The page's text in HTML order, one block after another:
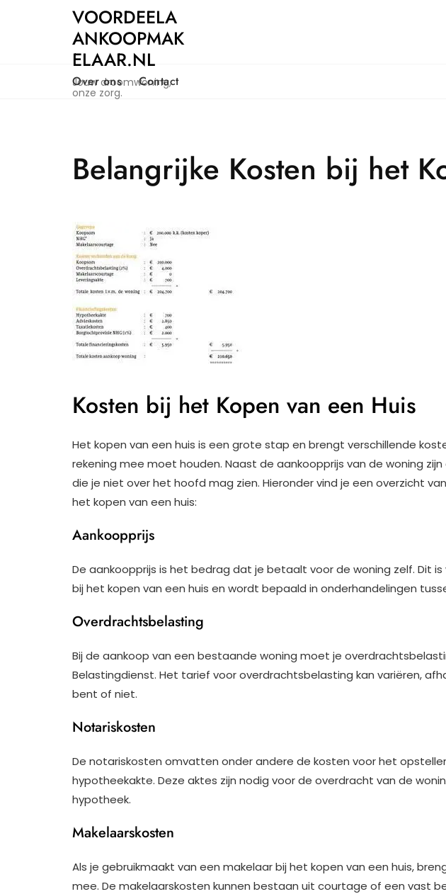
VOORDEELA
ANKOOPMAK
ELAAR.NL
Jouw droomwoning,
onze zorg.
Over ons Contact
Belangrijke Kosten bij het
Kosten bij het Kopen van een Huis
Het kopen van een huis is een grote stap en brengt verschillende
rekening mee moet houden. Naast de aankoopprijs van de woning
die je niet over het hoofd mag zien. Hieronder vind je een overzicht
het kopen van een huis:
Aankoopprijs
De aankoopprijs is het bedrag dat je betaalt voor de woning zelf. Dit
bij het kopen van een huis en wordt bepaald in onderhandelingen
Overdrachtsbelasting
Bij de aankoop van een bestaande woning moet je
Belastingdienst. Het tarief voor overdrachtsbelasting kan variëren,
bent of niet.
Notariskosten
De notariskosten omvatten onder andere de kosten voor het
hypotheekakte. Deze aktes zijn nodig voor de overdracht van de
hypotheek.
Makelaarskosten
Als je gebruikmaakt van een makelaar bij het kopen van een huis,
mee. De makelaarskosten kunnen bestaan uit courtage of een vast